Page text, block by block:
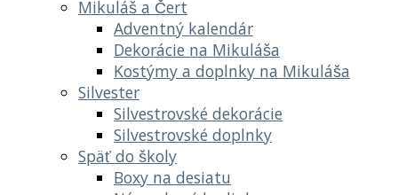
Mikuláš a Čert
Adventný kalendár
Dekorácie na Mikuláša
Kostýmy a doplnky na Mikuláša
Silvester
Silvestrovské dekorácie
Silvestrovské doplnky
Späť do školy
Boxy na desiatu